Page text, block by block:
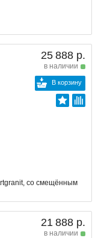
25 888 р.
в наличии
В корзину
со смещённым
21 888 р.
в наличии